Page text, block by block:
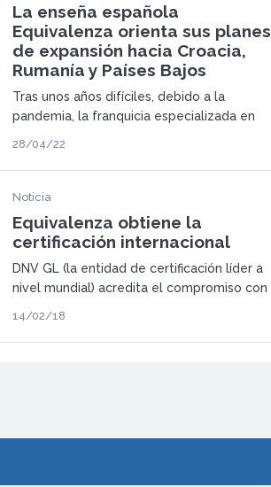
La enseña española
Equivalenza orienta sus planes
de expansión hacia Croacia,
Rumanía y Países Bajos
Tras unos años difíciles, debido a la
pandemia, la franquicia especializada en
en nuevos mercados y reforzando su
presencia en aquellos donde ya estaba
instalada.
28/04/22
Noticia
Equivalenza obtiene la
certificación internacional
DNV GL (la entidad de certificación líder a
nivel mundial) acredita el compromiso con
14/02/18